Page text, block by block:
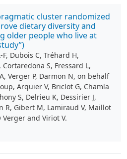
cluster randomized
dietary diversity and
older people who live at
Dubois C, Tréhard H,
S, Fressard L,
Verger P, Darmon N, on behalf
Arquier V, Briclot G, Chamla
S, Delrieu K, Dessirier J,
R, Gibert M, Lamiraud V, Maillot
Verger and Viriot V.